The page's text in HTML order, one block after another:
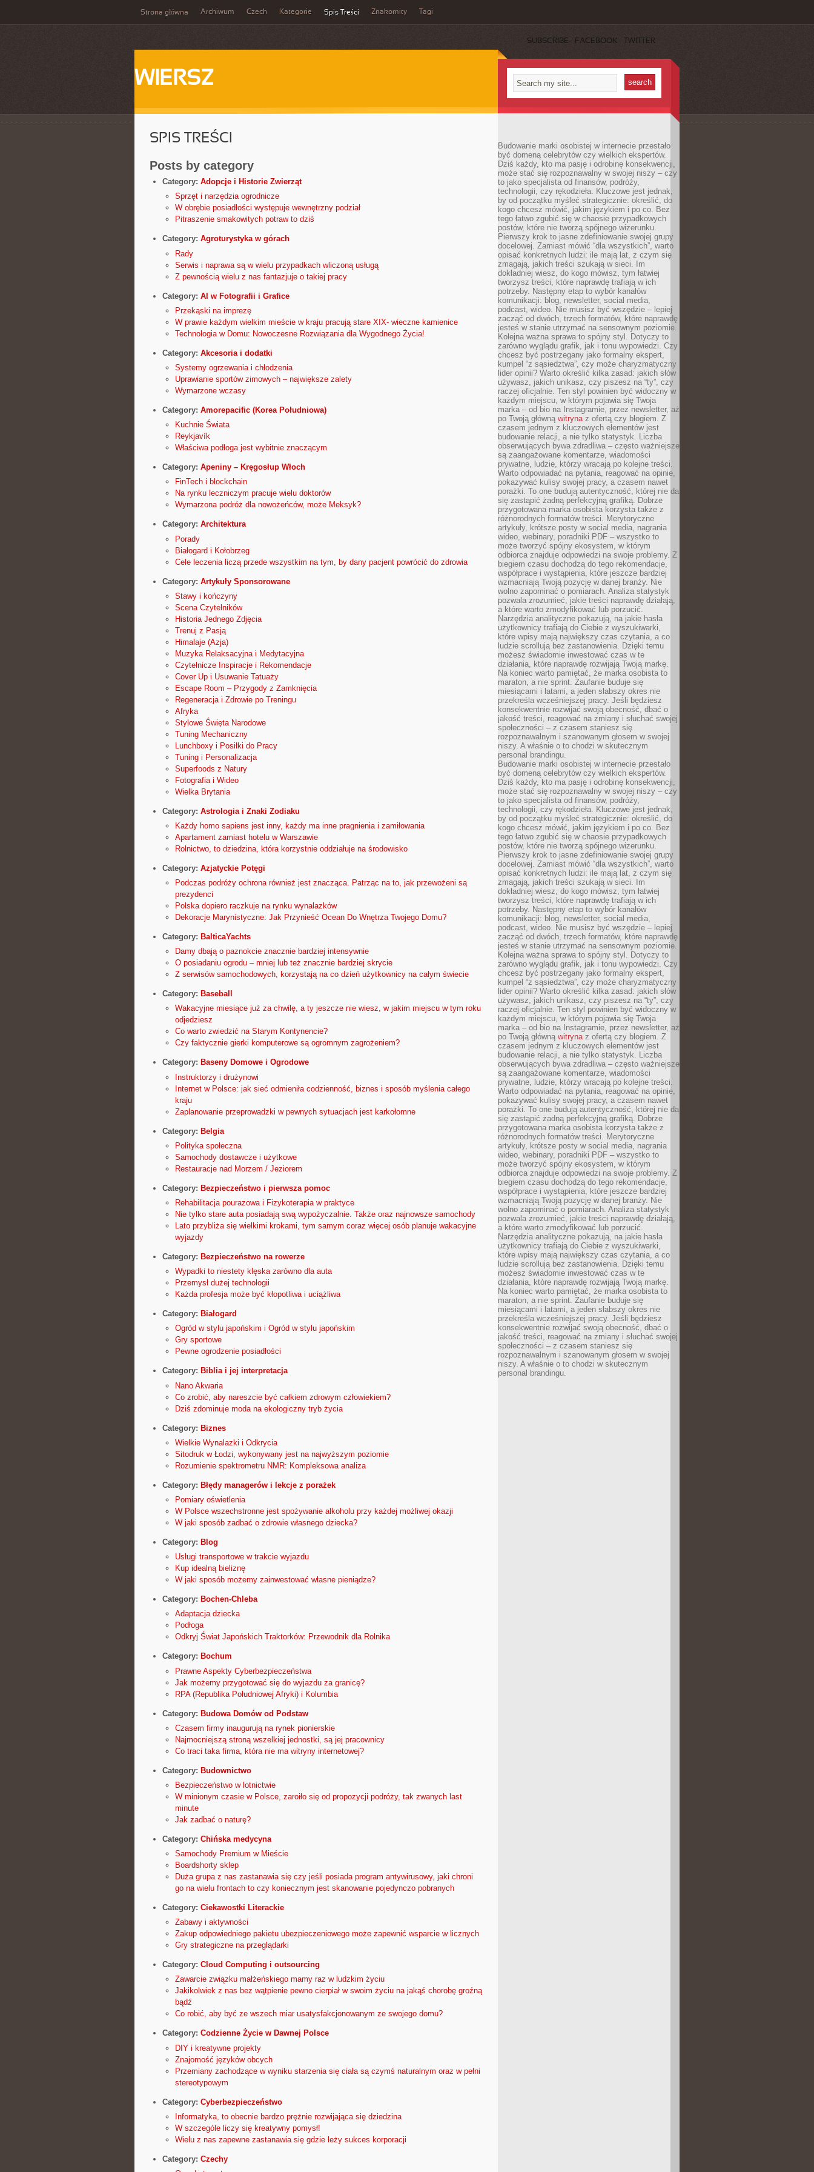
Strona główna Archiwum Czech Kategorie Spis Treści Znakomity Tagi
SUBSCRIBE FACEBOOK TWITTER
WIERSZ
SPIS TREŚCI
Posts by category
Category: Adopcje i Historie Zwierząt
Sprzęt i narzędzia ogrodnicze
W obrębie posiadłości występuje wewnętrzny podział
Pitraszenie smakowitych potraw to dziś
Category: Agroturystyka w górach
Rady
Serwis i naprawa są w wielu przypadkach wliczoną usługą
Z pewnością wielu z nas fantazjuje o takiej pracy
Category: AI w Fotografii i Grafice
Przekąski na imprezę
W prawie każdym wielkim mieście w kraju pracują stare XIX- wieczne kamienice
Technologia w Domu: Nowoczesne Rozwiązania dla Wygodnego Życia!
Category: Akcesoria i dodatki
Systemy ogrzewania i chłodzenia
Uprawianie sportów zimowych – największe zalety
Wymarzone wczasy
Category: Amorepacific (Korea Południowa)
Kuchnie Świata
Reykjavík
Właściwa podłoga jest wybitnie znaczącym
Category: Apeniny – Kręgosłup Włoch
FinTech i blockchain
Na rynku leczniczym pracuje wielu doktorów
Wymarzona podróż dla nowożeńców, może Meksyk?
Category: Architektura
Porady
Białogard i Kołobrzeg
Cele leczenia liczą przede wszystkim na tym, by dany pacjent powrócić do zdrowia
Category: Artykuły Sponsorowane
Stawy i kończyny
Scena Czytelników
Historia Jednego Zdjęcia
Trenuj z Pasją
Himalaje (Azja)
Muzyka Relaksacyjna i Medytacyjna
Czytelnicze Inspiracje i Rekomendacje
Cover Up i Usuwanie Tatuaży
Escape Room – Przygody z Zamknięcia
Regeneracja i Zdrowie po Treningu
Afryka
Stylowe Święta Narodowe
Tuning Mechaniczny
Lunchboxy i Posiłki do Pracy
Tuning i Personalizacja
Superfoods z Natury
Fotografia i Wideo
Wielka Brytania
Category: Astrologia i Znaki Zodiaku
Każdy homo sapiens jest inny, każdy ma inne pragnienia i zamiłowania
Apartament zamiast hotelu w Warszawie
Rolnictwo, to dziedzina, która korzystnie oddziałuje na środowisko
Category: Azjatyckie Potęgi
Podczas podróży ochrona również jest znacząca. Patrząc na to, jak przewożeni są
prezydenci
Polska dopiero raczkuje na rynku wynalazków
Dekoracje Marynistyczne: Jak Przynieść Ocean Do Wnętrza Twojego Domu?
Category: BalticaYachts
Damy dbają o paznokcie znacznie bardziej intensywnie
O posiadaniu ogrodu – mniej lub też znacznie bardziej skrycie
Z serwisów samochodowych, korzystają na co dzień użytkownicy na całym świecie
Category: Baseball
Wakacyjne miesiące już za chwilę, a ty jeszcze nie wiesz, w jakim miejscu w tym roku
odjedziesz
Co warto zwiedzić na Starym Kontynencie?
Czy faktycznie gierki komputerowe są ogromnym zagrożeniem?
Category: Baseny Domowe i Ogrodowe
Instruktorzy i drużynowi
Internet w Polsce: jak sieć odmieniła codzienność, biznes i sposób myślenia całego
kraju
Zaplanowanie przeprowadzki w pewnych sytuacjach jest karkołomne
Category: Belgia
Polityka społeczna
Samochody dostawcze i użytkowe
Restauracje nad Morzem / Jeziorem
Category: Bezpieczeństwo i pierwsza pomoc
Rehabilitacja pourazowa i Fizykoterapia w praktyce
Nie tylko stare auta posiadają swą wypożyczalnie. Także oraz najnowsze samochody
Lato przybliża się wielkimi krokami, tym samym coraz więcej osób planuje wakacyjne
wyjazdy
Category: Bezpieczeństwo na rowerze
Wypadki to niestety klęska zarówno dla auta
Przemysł dużej technologii
Każda profesja może być kłopotliwa i uciążliwa
Category: Białogard
Ogród w stylu japońskim i Ogród w stylu japońskim
Gry sportowe
Pewne ogrodzenie posiadłości
Category: Biblia i jej interpretacja
Nano Akwaria
Co zrobić, aby nareszcie być całkiem zdrowym człowiekiem?
Dziś zdominuje moda na ekologiczny tryb życia
Category: Biznes
Wielkie Wynalazki i Odkrycia
Sitodruk w Łodzi, wykonywany jest na najwyższym poziomie
Rozumienie spektrometru NMR: Kompleksowa analiza
Category: Błędy managerów i lekcje z porażek
Pomiary oświetlenia
W Polsce wszechstronne jest spożywanie alkoholu przy każdej możliwej okazji
W jaki sposób zadbać o zdrowie własnego dziecka?
Category: Blog
Usługi transportowe w trakcie wyjazdu
Kup idealną bieliznę
W jaki sposób możemy zainwestować własne pieniądze?
Category: Bochen-Chleba
Adaptacja dziecka
Podłoga
Odkryj Świat Japońskich Traktorków: Przewodnik dla Rolnika
Category: Bochum
Prawne Aspekty Cyberbezpieczeństwa
Jak możemy przygotować się do wyjazdu za granicę?
RPA (Republika Południowej Afryki) i Kolumbia
Category: Budowa Domów od Podstaw
Czasem firmy inaugurują na rynek pionierskie
Najmocniejszą stroną wszelkiej jednostki, są jej pracownicy
Co traci taka firma, która nie ma witryny internetowej?
Category: Budownictwo
Bezpieczeństwo w lotnictwie
W minionym czasie w Polsce, zaroiło się od propozycji podróży, tak zwanych last
minute
Jak zadbać o naturę?
Category: Chińska medycyna
Samochody Premium w Mieście
Boardshorty sklep
Duża grupa z nas zastanawia się czy jeśli posiada program antywirusowy, jaki chroni
go na wielu frontach to czy koniecznym jest skanowanie pojedynczo pobranych
Category: Ciekawostki Literackie
Zabawy i aktywności
Zakup odpowiedniego pakietu ubezpieczeniowego może zapewnić wsparcie w licznych
Gry strategiczne na przeglądarki
Category: Cloud Computing i outsourcing
Zawarcie związku małżeńskiego mamy raz w ludzkim życiu
Jakikolwiek z nas bez wątpienie pewno cierpiał w swoim życiu na jakąś chorobę groźną
bądź
Co robić, aby być ze wszech miar usatysfakcjonowanym ze swojego domu?
Category: Codzienne Życie w Dawnej Polsce
DIY i kreatywne projekty
Znajomość języków obcych
Przemiany zachodzące w wyniku starzenia się ciała są czymś naturalnym oraz w pełni
stereotypowym
Category: Cyberbezpieczeństwo
Informatyka, to obecnie bardzo prężnie rozwijająca się dziedzina
W szczególe liczy się kreatywny pomysł!
Wielu z nas zapewne zastanawia się gdzie leży sukces korporacji
Category: Czechy
Budowanie marki osobistej w internecie przestało
być domeną celebrytów czy wielkich ekspertów.
Dziś każdy, kto ma pasję i odrobinę konsekwencji,
może stać się rozpoznawalny w swojej niszy – czy
to jako specjalista od finansów, podróży,
technologii, czy rękodzieła. Kluczowe jest jednak,
by od początku myśleć strategicznie: określić, do
kogo chcesz mówić, jakim językiem i po co. Bez
tego łatwo zgubić się w chaosie przypadkowych
postów, które nie tworzą spójnego wizerunku.
Pierwszy krok to jasne zdefiniowanie swojej grupy
docelowej. Zamiast mówić “dla wszystkich”, warto
opisać konkretnych ludzi: ile mają lat, z czym się
zmagają, jakich treści szukają w sieci. Im
dokładniej wiesz, do kogo mówisz, tym łatwiej
tworzysz treści, które naprawdę trafiają w ich
potrzeby. Następny etap to wybór kanałów
komunikacji: blog, newsletter, social media,
podcast, wideo. Nie musisz być wszędzie – lepiej
zacząć od dwóch, trzech formatów, które naprawdę
jesteś w stanie utrzymać na sensownym poziomie.
Kolejna ważna sprawa to spójny styl. Dotyczy to
zarówno wyglądu grafik, jak i tonu wypowiedzi. Czy
chcesz być postrzegany jako formalny ekspert,
kumpel “z sąsiedztwa”, czy może charyzmatyczny
lider opinii? Warto określić kilka zasad: jakich słów
używasz, jakich unikasz, czy piszesz na “ty”, czy
raczej oficjalnie. Ten styl powinien być widoczny w
każdym miejscu, w którym pojawia się Twoja
marka – od bio na Instagramie, przez newsletter, aż
po Twoją główną witrynaz ofertą czy blogiem. Z
czasem jednym z kluczowych elementów jest
budowanie relacji, a nie tylko statystyk. Liczba
obserwujących bywa zdradliwa – często ważniejsze
są zaangażowane komentarze, wiadomości
prywatne, ludzie, którzy wracają po kolejne treści.
Warto odpowiadać na pytania, reagować na opinie,
pokazywać kulisy swojej pracy, a czasem nawet
porażki. To one budują autentyczność, której nie da
się zastąpić żadną perfekcyjną grafiką. Dobrze
przygotowana marka osobista korzysta także z
różnorodnych formatów treści. Merytoryczne
artykuły, krótsze posty w social media, nagrania
wideo, webinary, poradniki PDF – wszystko to
może tworzyć spójny ekosystem, w którym
odbiorca znajduje odpowiedzi na swoje problemy. Z
biegiem czasu dochodzą do tego rekomendacje,
współprace i wystąpienia, które jeszcze bardziej
wzmacniają Twoją pozycję w danej branży. Nie
wolno zapominać o pomiarach. Analiza statystyk
pozwala zrozumieć, jakie treści naprawdę działają,
a które warto zmodyfikować lub porzucić.
Narzędzia analityczne pokazują, na jakie hasła
użytkownicy trafiają do Ciebie z wyszukiwarki,
które wpisy mają największy czas czytania, a co
ludzie scrollują bez zastanowienia. Dzięki temu
możesz świadomie inwestować czas w te
działania, które naprawdę rozwijają Twoją markę.
Na koniec warto pamiętać, że marka osobista to
maraton, a nie sprint. Zaufanie buduje się
miesiącami i latami, a jeden słabszy okres nie
przekreśla wcześniejszej pracy. Jeśli będziesz
konsekwentnie rozwijać swoją obecność, dbać o
jakość treści, reagować na zmiany i słuchać swojej
społeczności – z czasem staniesz się
rozpoznawalnym i szanowanym głosem w swojej
niszy. A właśnie o to chodzi w skutecznym
personal brandingu.
Budowanie marki osobistej w internecie przestało
być domeną celebrytów czy wielkich ekspertów.
Dziś każdy, kto ma pasję i odrobinę konsekwencji,
może stać się rozpoznawalny w swojej niszy – czy
to jako specjalista od finansów, podróży,
technologii, czy rękodzieła. Kluczowe jest jednak,
by od początku myśleć strategicznie: określić, do
kogo chcesz mówić, jakim językiem i po co. Bez
tego łatwo zgubić się w chaosie przypadkowych
postów, które nie tworzą spójnego wizerunku.
Pierwszy krok to jasne zdefiniowanie swojej grupy
docelowej. Zamiast mówić “dla wszystkich”, warto
opisać konkretnych ludzi: ile mają lat, z czym się
zmagają, jakich treści szukają w sieci. Im
dokładniej wiesz, do kogo mówisz, tym łatwiej
tworzysz treści, które naprawdę trafiają w ich
potrzeby. Następny etap to wybór kanałów
komunikacji: blog, newsletter, social media,
podcast, wideo. Nie musisz być wszędzie – lepiej
zacząć od dwóch, trzech formatów, które naprawdę
jesteś w stanie utrzymać na sensownym poziomie.
Kolejna ważna sprawa to spójny styl. Dotyczy to
zarówno wyglądu grafik, jak i tonu wypowiedzi. Czy
chcesz być postrzegany jako formalny ekspert,
kumpel “z sąsiedztwa”, czy może charyzmatyczny
lider opinii? Warto określić kilka zasad: jakich słów
używasz, jakich unikasz, czy piszesz na “ty”, czy
raczej oficjalnie. Ten styl powinien być widoczny w
każdym miejscu, w którym pojawia się Twoja
marka – od bio na Instagramie, przez newsletter, aż
po Twoją główną witrynaz ofertą czy blogiem. Z
czasem jednym z kluczowych elementów jest
budowanie relacji, a nie tylko statystyk. Liczba
obserwujących bywa zdradliwa – często ważniejsze
są zaangażowane komentarze, wiadomości
prywatne, ludzie, którzy wracają po kolejne treści.
Warto odpowiadać na pytania, reagować na opinie,
pokazywać kulisy swojej pracy, a czasem nawet
porażki. To one budują autentyczność, której nie da
się zastąpić żadną perfekcyjną grafiką. Dobrze
przygotowana marka osobista korzysta także z
różnorodnych formatów treści. Merytoryczne
artykuły, krótsze posty w social media, nagrania
wideo, webinary, poradniki PDF – wszystko to
może tworzyć spójny ekosystem, w którym
odbiorca znajduje odpowiedzi na swoje problemy. Z
biegiem czasu dochodzą do tego rekomendacje,
współprace i wystąpienia, które jeszcze bardziej
wzmacniają Twoją pozycję w danej branży. Nie
wolno zapominać o pomiarach. Analiza statystyk
pozwala zrozumieć, jakie treści naprawdę działają,
a które warto zmodyfikować lub porzucić.
Narzędzia analityczne pokazują, na jakie hasła
użytkownicy trafiają do Ciebie z wyszukiwarki,
które wpisy mają największy czas czytania, a co
ludzie scrollują bez zastanowienia. Dzięki temu
możesz świadomie inwestować czas w te
działania, które naprawdę rozwijają Twoją markę.
Na koniec warto pamiętać, że marka osobista to
maraton, a nie sprint. Zaufanie buduje się
miesiącami i latami, a jeden słabszy okres nie
przekreśla wcześniejszej pracy. Jeśli będziesz
konsekwentnie rozwijać swoją obecność, dbać o
jakość treści, reagować na zmiany i słuchać swojej
społeczności – z czasem staniesz się
rozpoznawalnym i szanowanym głosem w swojej
niszy. A właśnie o to chodzi w skutecznym
personal brandingu.